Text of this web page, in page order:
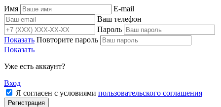
Имя
E-mail
Ваш телефон
Пароль
Показать Повторите пароль
Показать
Уже есть аккаунт?
Вход
Я согласен с условиями пользовательского соглашения
Регистрация